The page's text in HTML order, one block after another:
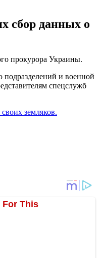
сбор данных о
прокурора Украины.
подразделений и военной
спецслужб
земляков.